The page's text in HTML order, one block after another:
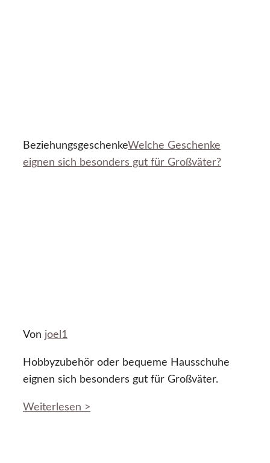
BeziehungsgeschenkeWelche Geschenke
eignen sich besonders gut für Großväter?
Von joel1
Hobbyzubehör oder bequeme Hausschuhe
eignen sich besonders gut für Großväter.
Weiterlesen >